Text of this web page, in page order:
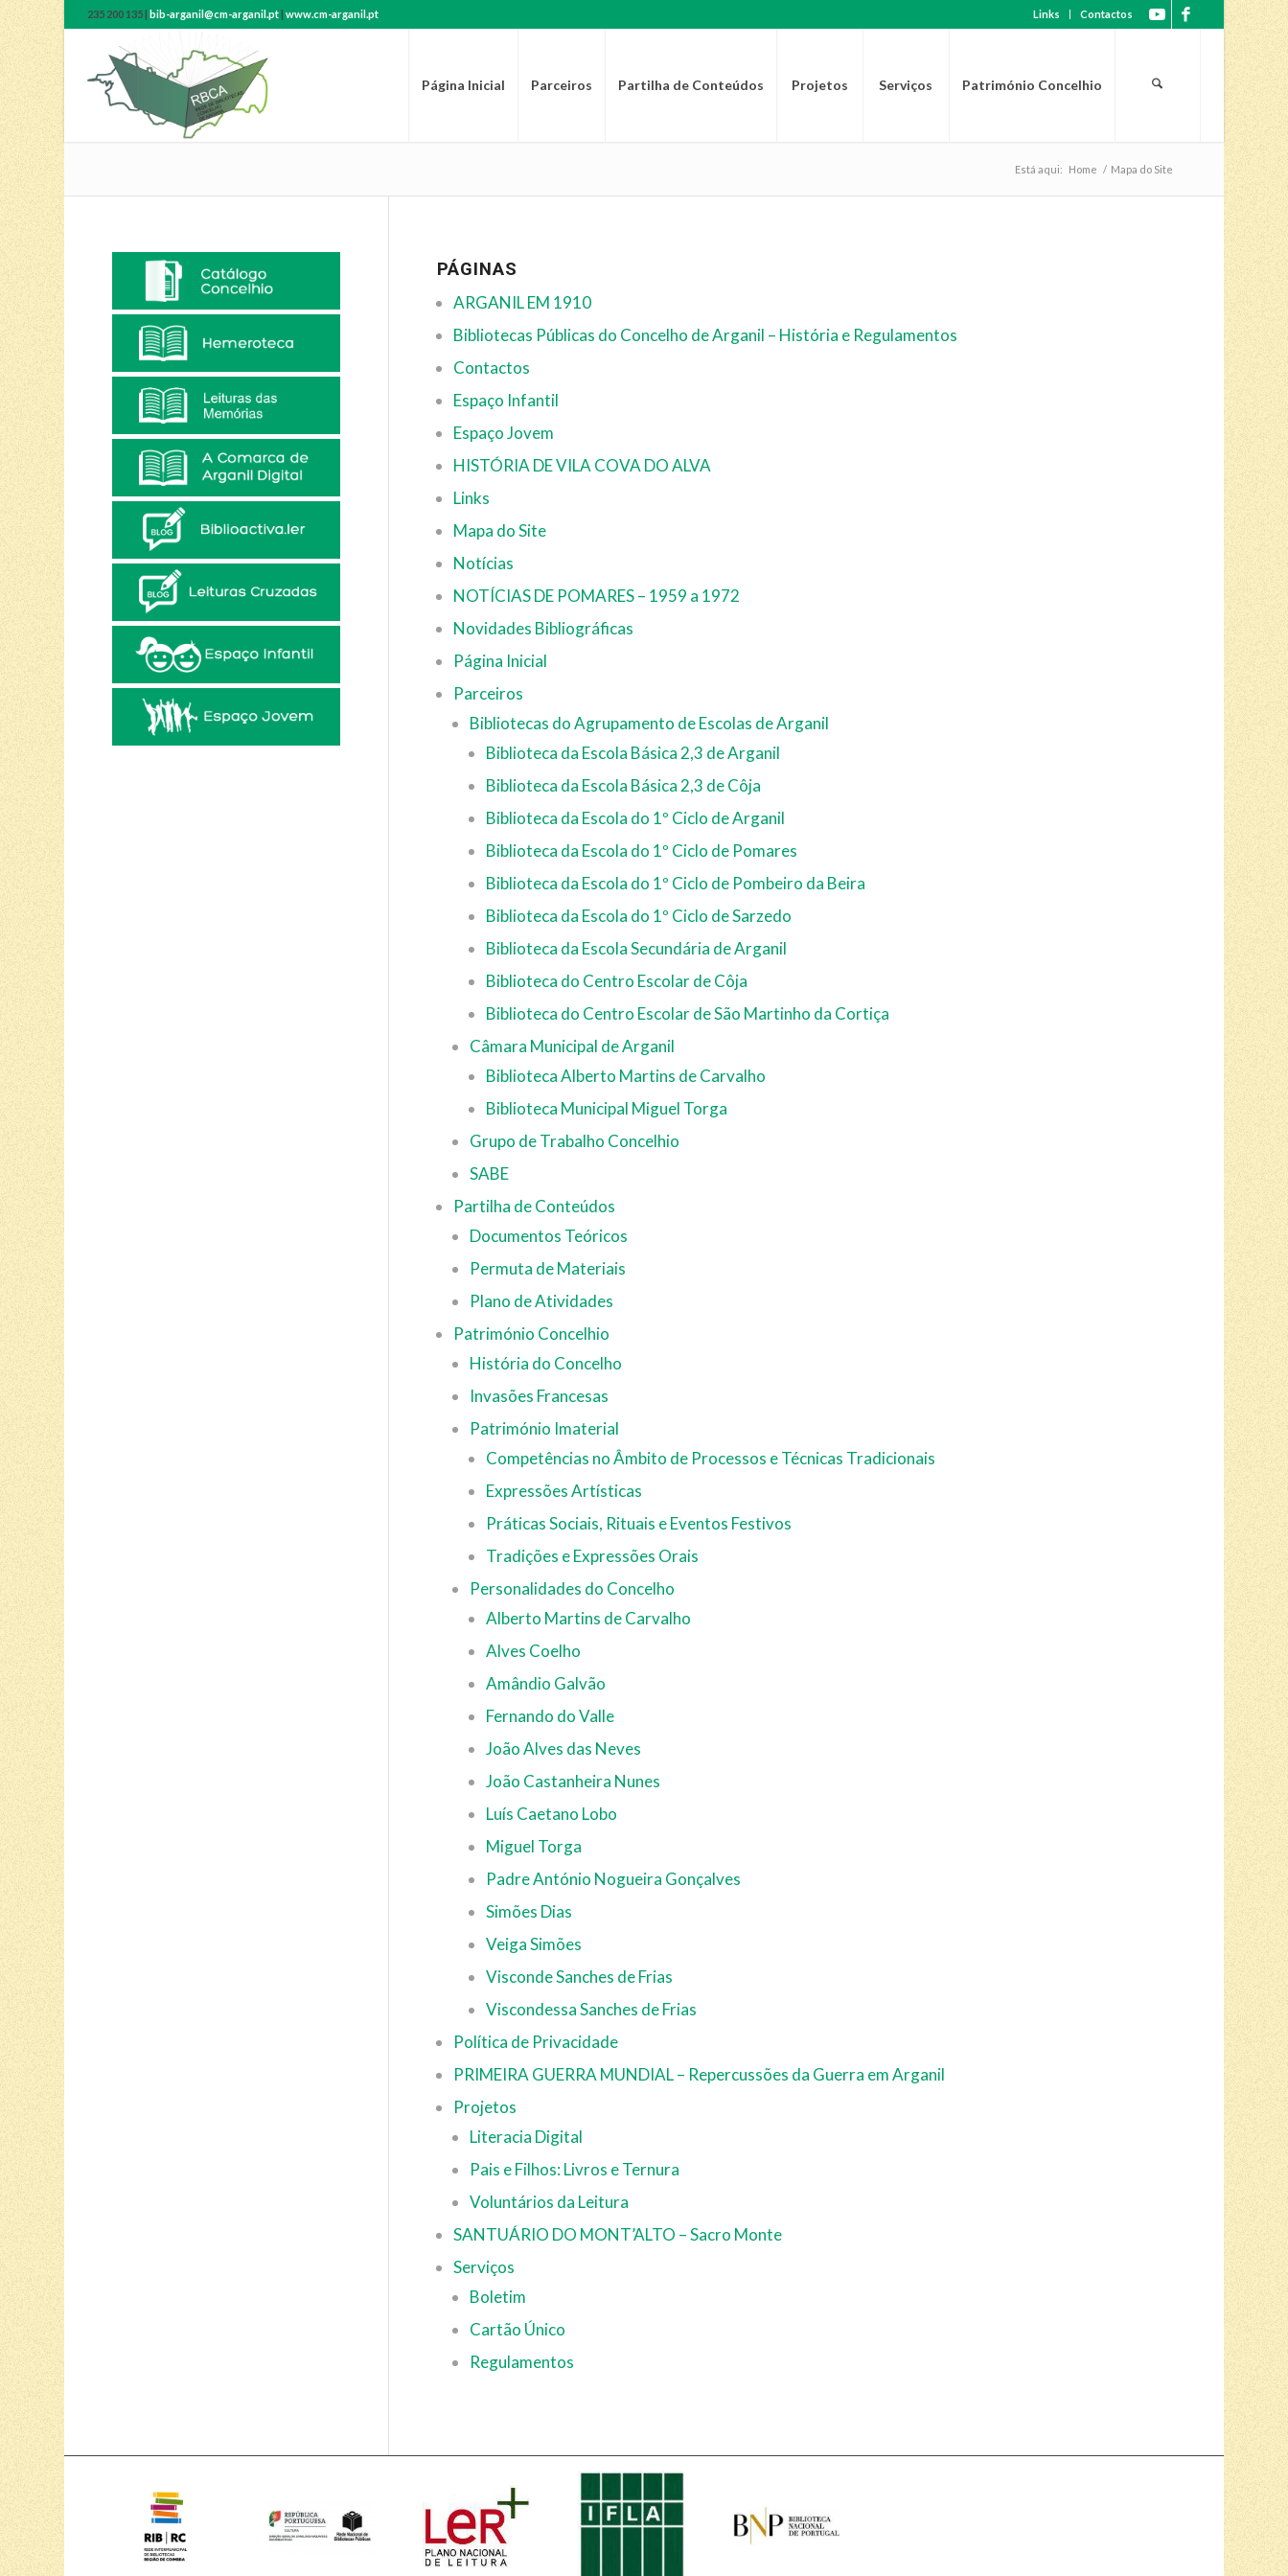
Links Contactos
235 200 135 |bib-arganil@cm-arganil.pt|www.cm-arganil.pt
Página Inicial Parceiros Partilha de Conteúdos Projetos Serviços Património Concelhio
Está aqui: Home / Mapa do Site
PÁGINAS
ARGANIL EM 1910
Bibliotecas Públicas do Concelho de Arganil – História e Regulamentos
Contactos
Espaço Infantil
Espaço Jovem
HISTÓRIA DE VILA COVA DO ALVA
Links
Mapa do Site
Notícias
NOTÍCIAS DE POMARES – 1959 a 1972
Novidades Bibliográficas
Página Inicial
Parceiros
Bibliotecas do Agrupamento de Escolas de Arganil
Biblioteca da Escola Básica 2,3 de Arganil
Biblioteca da Escola Básica 2,3 de Côja
Biblioteca da Escola do 1º Ciclo de Arganil
Biblioteca da Escola do 1º Ciclo de Pomares
Biblioteca da Escola do 1º Ciclo de Pombeiro da Beira
Biblioteca da Escola do 1º Ciclo de Sarzedo
Biblioteca da Escola Secundária de Arganil
Biblioteca do Centro Escolar de Côja
Biblioteca do Centro Escolar de São Martinho da Cortiça
Câmara Municipal de Arganil
Biblioteca Alberto Martins de Carvalho
Biblioteca Municipal Miguel Torga
Grupo de Trabalho Concelhio
SABE
Partilha de Conteúdos
Documentos Teóricos
Permuta de Materiais
Plano de Atividades
Património Concelhio
História do Concelho
Invasões Francesas
Património Imaterial
Competências no Âmbito de Processos e Técnicas Tradicionais
Expressões Artísticas
Práticas Sociais, Rituais e Eventos Festivos
Tradições e Expressões Orais
Personalidades do Concelho
Alberto Martins de Carvalho
Alves Coelho
Amândio Galvão
Fernando do Valle
João Alves das Neves
João Castanheira Nunes
Luís Caetano Lobo
Miguel Torga
Padre António Nogueira Gonçalves
Simões Dias
Veiga Simões
Visconde Sanches de Frias
Viscondessa Sanches de Frias
Política de Privacidade
PRIMEIRA GUERRA MUNDIAL – Repercussões da Guerra em Arganil
Projetos
Literacia Digital
Pais e Filhos: Livros e Ternura
Voluntários da Leitura
SANTUÁRIO DO MONT’ALTO – Sacro Monte
Serviços
Boletim
Cartão Único
Regulamentos